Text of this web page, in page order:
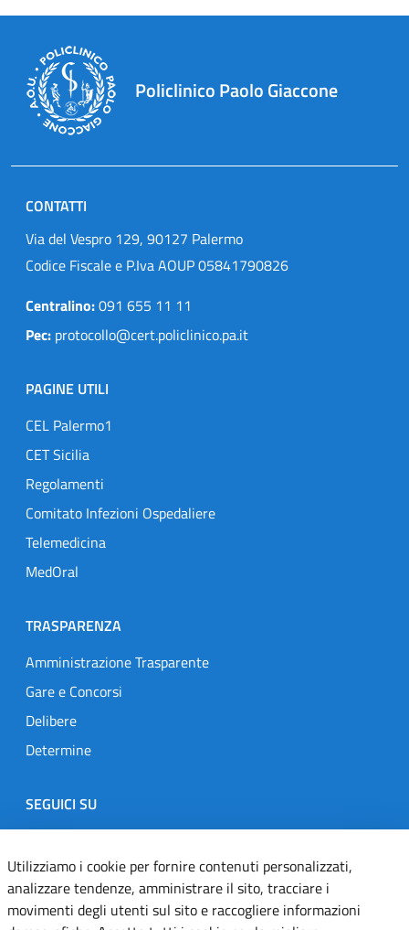
Policlinico Paolo Giaccone
CONTATTI
Via del Vespro 129, 90127 Palermo
Codice Fiscale e P.Iva AOUP 05841790826
Centralino:091 655 11 11
Pec: protocollo@cert.policlinico.pa.it
PAGINE UTILI
CEL Palermo1
CET Sicilia
Regolamenti
Comitato Infezioni Ospedaliere
Telemedicina
MedOral
TRASPARENZA
Amministrazione Trasparente
Gare e Concorsi
Delibere
Determine
SEGUICI SU
Designers Italia
TwitterInstagramYoutubeLinkedin
Utilizziamo i cookie per fornire contenuti personalizzati,
analizzare tendenze, amministrare il sito, tracciare i
movimenti degli utenti sul sito e raccogliere informazioni